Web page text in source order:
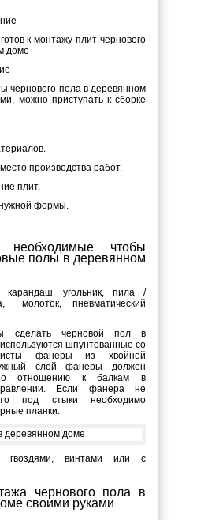
к монтажу плит чернового
доме
чернового пола в деревянном
можно приступать к сборке
производства работ.
плит.
формы.
необходимые чтобы
полы в деревянном
карандаш, угольник, пила /
молоток, пневматический
сделать черновой пол в
шпунтованные со
фанеры из хвойной
слой фанеры должен
по отношению к балкам в
Если фанера не
под стыки необходимо
планки.
гвоздями, винтами или с
чернового пола в
своими руками